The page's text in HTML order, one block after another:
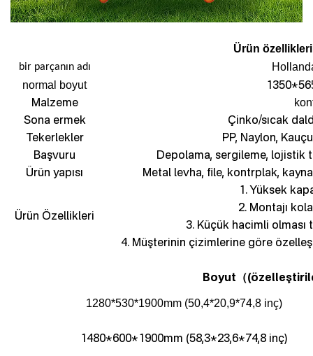
Ürün özellikleri
bir parçanın adı
normal boyut
1350*56
Malzeme
Sona ermek
Çinko/sıcak
Tekerlekler
PP, Naylon,
Başvuru
Depolama, sergileme, lojistik
Ürün yapısı
Metal levha, file, kontrplak,
Ürün Özellikleri
1. Yüksek
2. Montajı
3. Küçük hacimli olması
4. Müşterinin çizimlerine göre
Boyut （
1280*530*1900mm (50,4*20,9*74,8 inç)
1480*600*1900mm (58,3*23,6*74,8 inç)